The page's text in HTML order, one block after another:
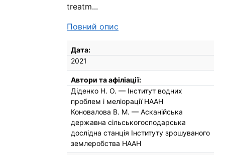
treatm...
Повний опис
Бібліографічні деталі
Дата:
2021
Автори та афіліації:
Діденко Н. О. — Інститут водних
проблем і меліорації НААН
Коновалова В. М. — Асканійська
державна сільськогосподарська
дослідна станція Інституту зрошуваного
землеробства НААН